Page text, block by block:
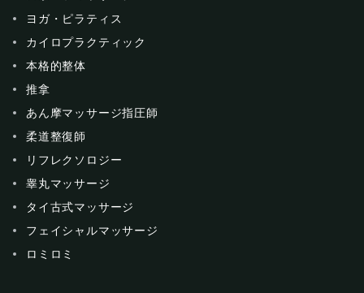
ヨガ・ピラティス
カイロプラクティック
本格的整体
推拿
あん摩マッサージ指圧師
柔道整復師
リフレクソロジー
睾丸マッサージ
タイ古式マッサージ
フェイシャルマッサージ
ロミロミ